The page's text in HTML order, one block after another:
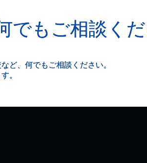
でもご相談く
ど、何でもご相談ください。
。